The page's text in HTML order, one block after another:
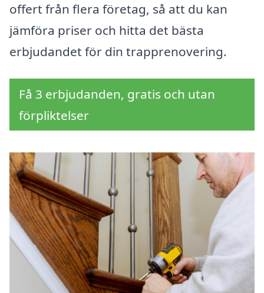
offert från flera företag, så att du kan
jämföra priser och hitta det bästa
erbjudandet för din trapprenovering.
Få 3 erbjudanden, gratis och utan
förpliktelser